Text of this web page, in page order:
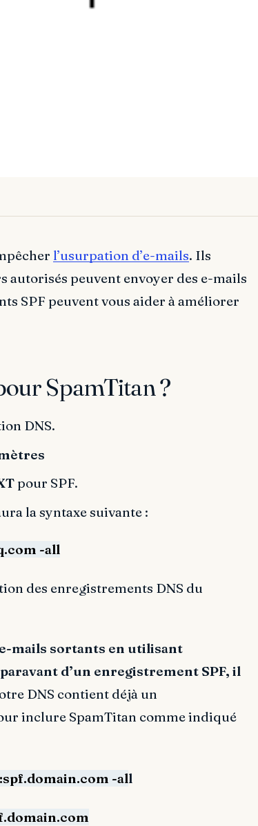
l’usurpation d’e-mails. Ils
autorisés peuvent envoyer des e-mails
SPF peuvent vous aider à améliorer
SpamTitan ?
DNS.
pour SPF.
la syntaxe suivante :
-all
des enregistrements DNS du
mails sortants en utilisant
d’un enregistrement SPF, il
DNS contient déjà un
inclure SpamTitan comme indiqué
-all